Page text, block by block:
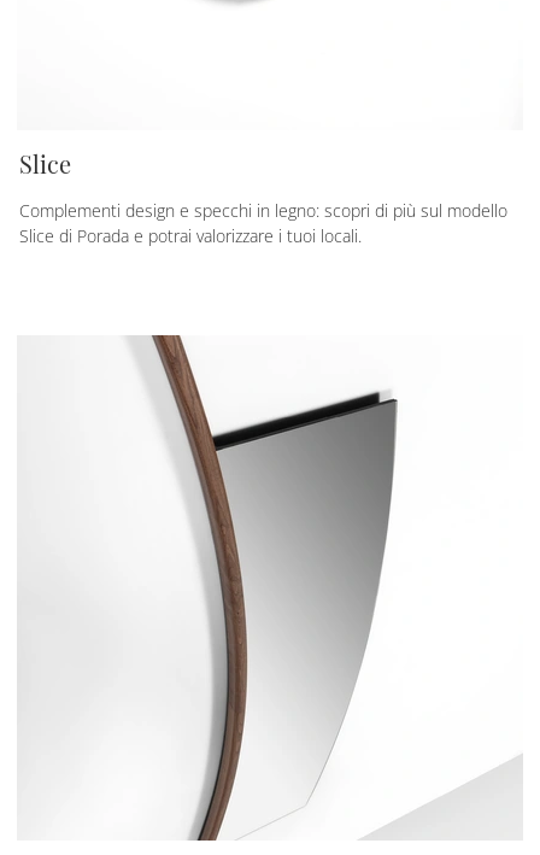
Slice
Complementi design e specchi in legno: scopri di più sul modello
Slice di Porada e potrai valorizzare i tuoi locali.